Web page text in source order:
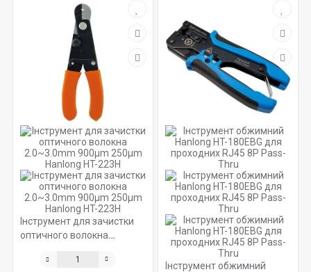
Інструмент для зачистки
оптичного волокна
Hanlong HT-223H
Інструмент обжимний